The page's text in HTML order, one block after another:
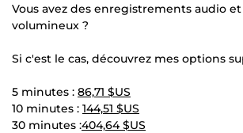
Vous avez des enregistrements audio
volumineux ?
Si c'est le cas, découvrez mes options
5 minutes : 86,71 $US
10 minutes : 144,51 $US
30 minutes :404,64 $US